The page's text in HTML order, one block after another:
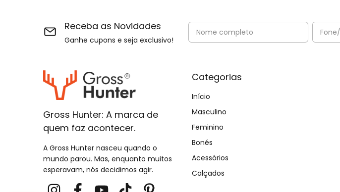
Receba as Novidades
Ganhe cupons e seja exclusivo!
Gross Hunter: A marca de
quem faz acontecer.
A Gross Hunter nasceu quando o
mundo parou. Mas, enquanto muitos
esperavam, nós decidimos agir.
Categorias
Início
Masculino
Feminino
Bonés
Acessórios
Calçados